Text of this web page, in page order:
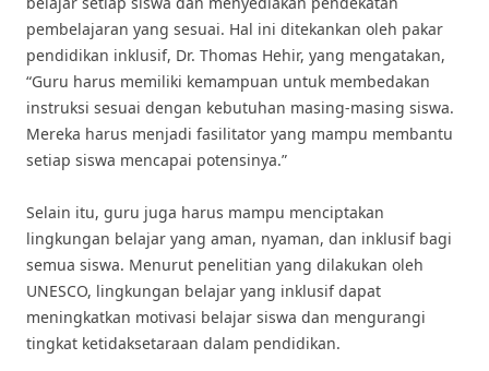
pembelajaran yang sesuai. Hal ini ditekankan oleh pakar
pendidikan inklusif, Dr. Thomas Hehir, yang mengatakan,
“Guru harus memiliki kemampuan untuk membedakan
instruksi sesuai dengan kebutuhan masing-masing siswa.
Mereka harus menjadi fasilitator yang mampu membantu
setiap siswa mencapai potensinya.”
Selain itu, guru juga harus mampu menciptakan
lingkungan belajar yang aman, nyaman, dan inklusif bagi
semua siswa. Menurut penelitian yang dilakukan oleh
UNESCO, lingkungan belajar yang inklusif dapat
meningkatkan motivasi belajar siswa dan mengurangi
tingkat ketidaksetaraan dalam pendidikan.